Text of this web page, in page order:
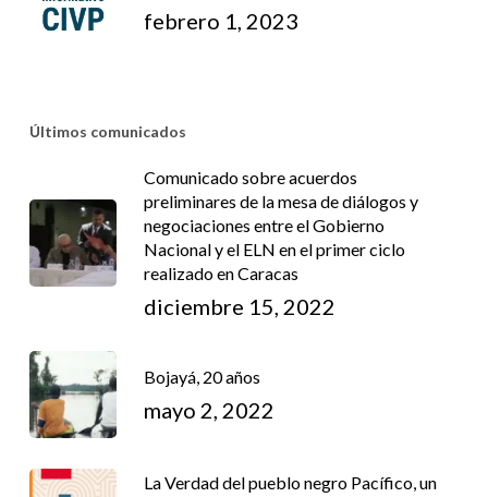
febrero 1, 2023
Últimos comunicados
Comunicado sobre acuerdos
preliminares de la mesa de diálogos y
negociaciones entre el Gobierno
Nacional y el ELN en el primer ciclo
realizado en Caracas
diciembre 15, 2022
Bojayá, 20 años
mayo 2, 2022
La Verdad del pueblo negro Pacífico, un